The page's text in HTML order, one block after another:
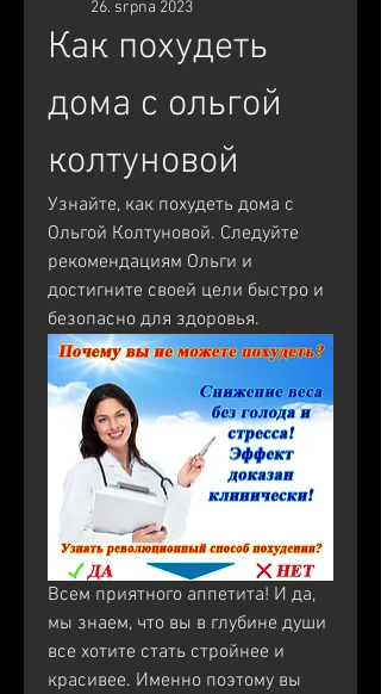
26. srpna 2023
Как похудеть
дома с ольгой
колтуновой
Узнайте, как похудеть дома с
Ольгой Колтуновой. Следуйте
рекомендациям Ольги и
достигните своей цели быстро и
безопасно для здоровья.
Всем приятного аппетита! И да,
мы знаем, что вы в глубине души
все хотите стать стройнее и
красивее. Именно поэтому вы